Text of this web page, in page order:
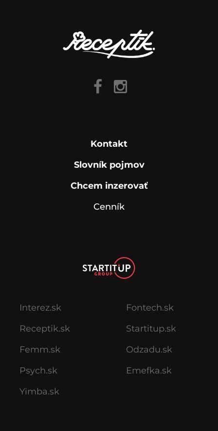
Kontakt
Slovník pojmov
Chcem inzerovať
Cenník
Interez.sk
Receptik.sk
Femm.sk
Psych.sk
Yimba.sk
Fontech.sk
Startitup.sk
Odzadu.sk
Emefka.sk